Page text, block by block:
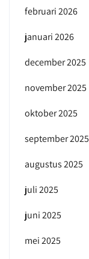
februari 2026
januari 2026
december 2025
november 2025
oktober 2025
september 2025
augustus 2025
juli 2025
juni 2025
mei 2025